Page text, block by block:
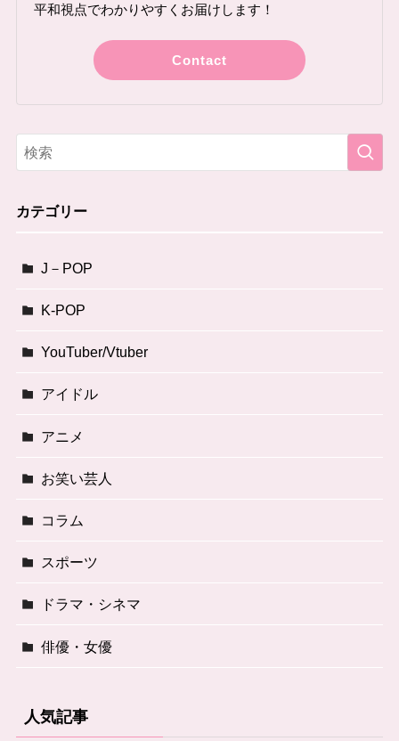
平和視点でわかりやすくお届けします！
Contact
カテゴリー
J－POP
K-POP
YouTuber/Vtuber
アイドル
アニメ
お笑い芸人
コラム
スポーツ
ドラマ・シネマ
俳優・女優
人気記事